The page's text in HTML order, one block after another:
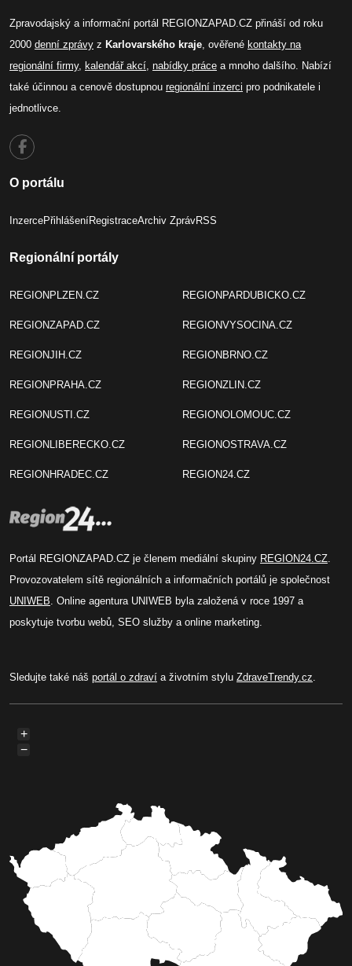
Zpravodajský a informační portál REGIONZAPAD.CZ přináší od roku
2000 denní zprávy z Karlovarského kraje, ověřené kontakty na
regionální firmy, kalendář akcí, nabídky práce a mnoho dalšího. Nabízí
také účinnou a cenově dostupnou regionální inzerci pro podnikatele i
jednotlivce.
O portálu
InzercePřihlášeníRegistraceArchiv ZprávRSS
Regionální portály
REGIONPLZEN.CZ
REGIONZAPAD.CZ
REGIONJIH.CZ
REGIONPRAHA.CZ
REGIONUSTI.CZ
REGIONLIBERECKO.CZ
REGIONHRADEC.CZ
REGIONPARDUBICKO.CZ
REGIONVYSOCINA.CZ
REGIONBRNO.CZ
REGIONZLIN.CZ
REGIONOLOMOUC.CZ
REGIONOSTRAVA.CZ
REGION24.CZ
Portál REGIONZAPAD.CZ je členem mediální skupiny REGION24.CZ.
Provozovatelem sítě regionálních a informačních portálů je společnost
UNIWEB. Online agentura UNIWEB byla založená v roce 1997 a
poskytuje tvorbu webů, SEO služby a online marketing.
Sledujte také náš portál o zdraví a životním stylu ZdraveTrendy.cz.
+
−